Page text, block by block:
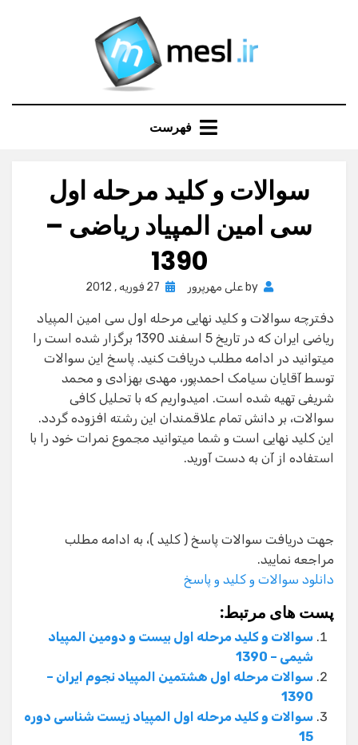
فهرست
سوالات و کلید مرحله اول
سی امین المپیاد ریاضی –
1390
by علی مهرپرور
Posted
27 فوریه , 2012
دفترچه سوالات و کلید نهایی مرحله اول سی امین المپیاد
ریاضی ایران که در تاریخ 5 اسفند 1390 برگزار شده است را
میتوانید در ادامه مطلب دریافت کنید. پاسخ این سوالات
توسط آقایان سیامک احمدپور، مهدی بهزادی و محمد
شریفی تهیه شده است. امیدواریم که با تحلیل کافی
سوالات، بر دانش تمام علاقمندان این رشته افزوده گردد.
این کلید نهایی است و شما میتوانید مجموع نمرات خود را با
استفاده از آن به دست آورید.
جهت دریافت سوالات پاسخ ( کلید )، به ادامه مطلب
مراجعه نمایید.
دانلود سوالات و کلید و پاسخ
پست های مرتبط:
سوالات و کلید مرحله اول بیست و دومین المپیاد
شیمی – 1390
سوالات مرحله اول هشتمین المپیاد نجوم ایران –
1390
سوالات و کلید مرحله اول المپیاد زیست شناسی دوره
15